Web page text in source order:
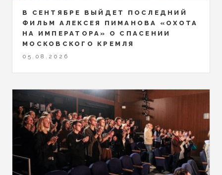
В СЕНТЯБРЕ ВЫЙДЕТ ПОСЛЕДНИЙ
ФИЛЬМ АЛЕКСЕЯ ПИМАНОВА «ОХОТА
НА ИМПЕРАТОРА» О СПАСЕНИИ
МОСКОВСКОГО КРЕМЛЯ
05.08.2026